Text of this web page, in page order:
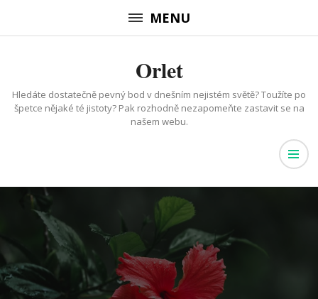
na
Enter)
MENU
Orlet
Hledáte dostatečně pevný bod v dnešním nejistém světě? Toužíte po
špetce nějaké té jistoty? Pak rozhodně nezapomeňte zastavit se na
našem webu.